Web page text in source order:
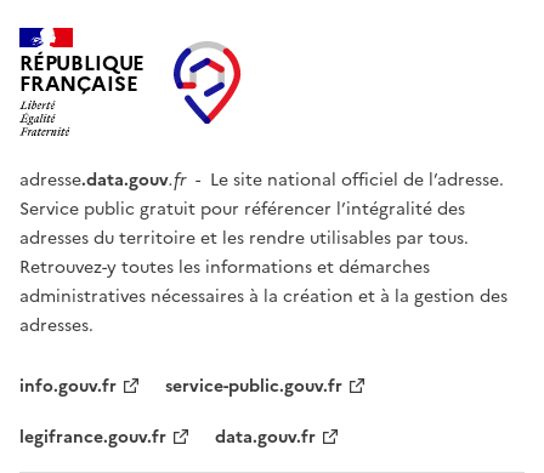
RÉPUBLIQUE
FRANÇAISE
adresse.data.gouv.fr- Le site national officiel de l’adresse.
Service public gratuit pour référencer l’intégralité des
adresses du territoire et les rendre utilisables par tous.
Retrouvez-y toutes les informations et démarches
administratives nécessaires à la création et à la gestion des
adresses.
info.gouv.fr
service-public.gouv.fr
legifrance.gouv.fr
data.gouv.fr